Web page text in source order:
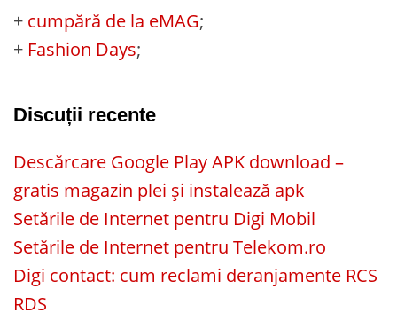
+ cumpără de la eMAG;
+ Fashion Days;
Discuții recente
Descărcare Google Play APK download –
gratis magazin plei și instalează apk
Setările de Internet pentru Digi Mobil
Setările de Internet pentru Telekom.ro
Digi contact: cum reclami deranjamente RCS
RDS